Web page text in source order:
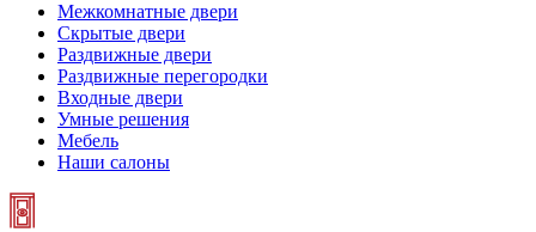
Межкомнатные двери
Скрытые двери
Раздвижные двери
Раздвижные перегородки
Входные двери
Умные решения
Мебель
Наши салоны